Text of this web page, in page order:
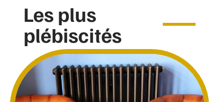
Les plus
plébiscités